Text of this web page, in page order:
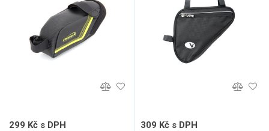
299 Kč s DPH 309 Kč s DPH